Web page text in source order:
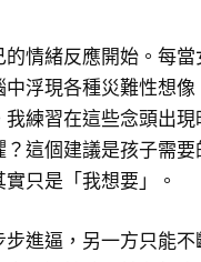
情緒反應開始。每
浮現各種災難性想
練習在這些念頭出現
這個建議是孩子需
只是「我想要」。
進逼，另一方只能